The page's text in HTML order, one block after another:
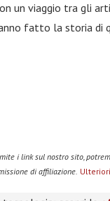
un viaggio tra gli
fatto la storia di
i link sul nostro sito,
di affiliazione.